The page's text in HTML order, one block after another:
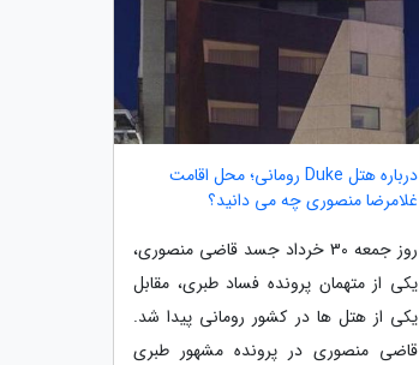
درباره هتل Duke رومانی؛ محل اقامت
غلامرضا منصوری چه می دانید؟
روز جمعه 30 خرداد جسد قاضی منصوری،
یکی از متهمان پرونده فساد طبری، مقابل
یکی از هتل ها در کشور رومانی پیدا شد.
قاضی منصوری در پرونده مشهور طبری